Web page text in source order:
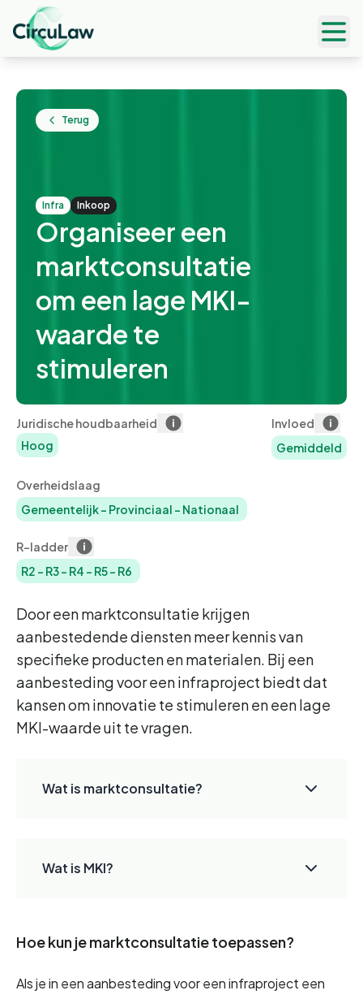
Terug
infra Inkoop
Organiseer een
marktconsultatie
om een lage MKI-
waarde te
stimuleren
Juridische houdbaarheid
Hoog
Invloed
Gemiddeld
Overheidslaag
Gemeentelijk- Provinciaal - Nationaal
R-ladder
R2 - R3- R4 - R5- R6
Door een marktconsultatie krijgen
aanbestedende diensten meer kennis van
specifieke producten en materialen. Bij een
aanbesteding voor een infraproject biedt dat
kansen om innovatie te stimuleren en een lage
MKI-waarde uit te vragen.
Wat is marktconsultatie?
Wat is MKI?
Hoe kun je marktconsultatie toepassen?
Als je in een aanbesteding voor een infraproject een